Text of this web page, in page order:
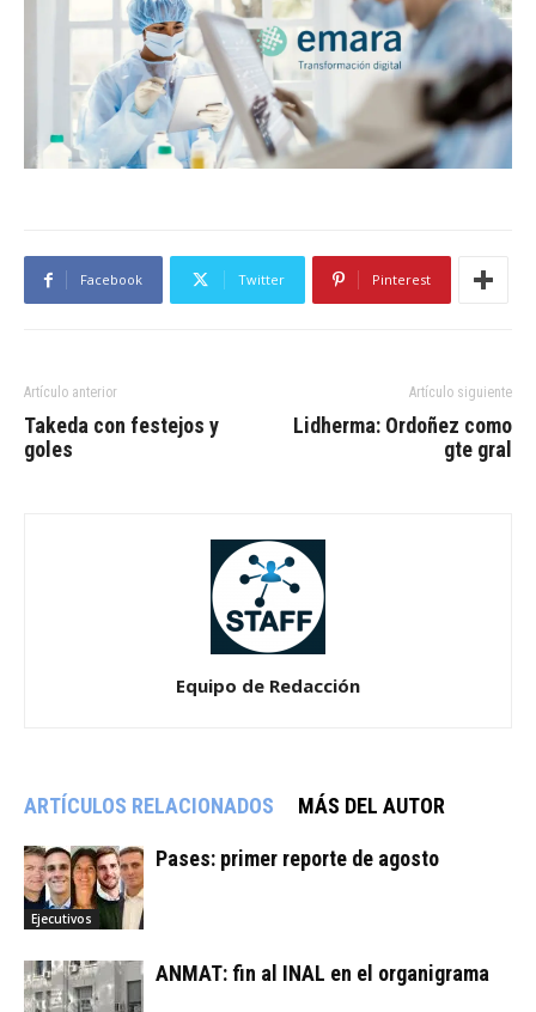
Facebook Twitter Pinterest
Artículo anterior
Takeda con festejos y
goles
Artículo siguiente
Lidherma: Ordoñez como
gte gral
Equipo de Redacción
ARTÍCULOS RELACIONADOS MÁS DEL AUTOR
Ejecutivos
Pases: primer reporte de agosto
ANMAT: fin al INAL en el organigrama